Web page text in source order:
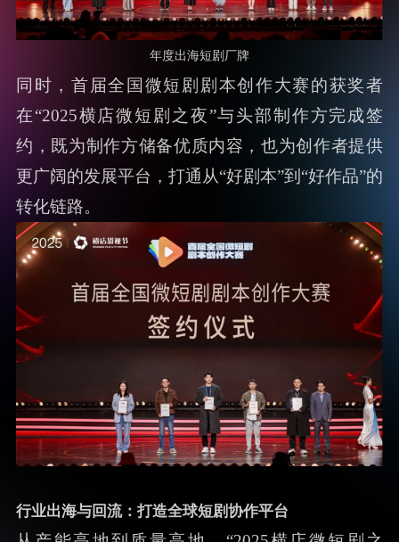
年度出海短剧厂牌
同时，首届全国微短剧剧本创作大赛的获奖者
在“2025横店微短剧之夜”与头部制作方完成签
约，既为制作方储备优质内容，也为创作者提供
更广阔的发展平台，打通从“好剧本”到“好作品”的
转化链路。
行业出海与回流：打造全球短剧协作平台